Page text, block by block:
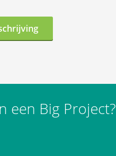
een Big Project?